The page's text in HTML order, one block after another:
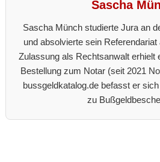
Sascha
Sascha Münch studierte Jura an
und absolvierte sein
Zulassung als Rechtsanwalt erhielt
Bestellung zum Notar (seit 2021
bussgeldkatalog.de befasst er
zu